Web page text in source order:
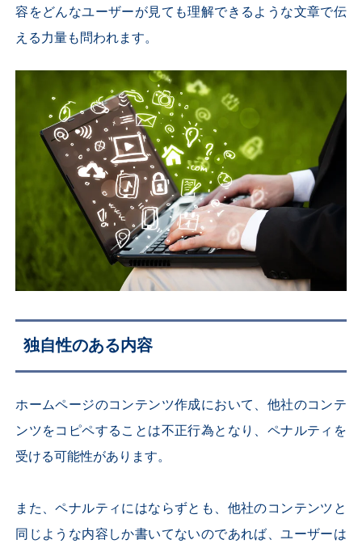
容をどんなユーザーが見ても理解できるような文章で伝
える力量も問われます。
独自性のある内容
ホームページのコンテンツ作成において、他社のコンテ
ンツをコピペすることは不正行為となり、ペナルティを
受ける可能性があります。
また、ペナルティにはならずとも、他社のコンテンツと
同じような内容しか書いてないのであれば、ユーザーは